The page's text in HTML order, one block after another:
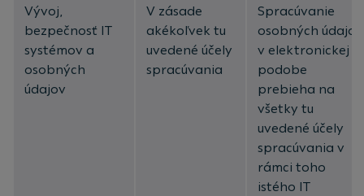
Vývoj,
bezpečnosť IT
systémov a
osobných
údajov
V zásade
akékoľvek tu
uvedené účely
spracúvania
Spracúvanie
osobných údajov
v elektronickej
podobe
prebieha na
všetky tu
uvedené účely
spracúvania v
rámci toho
istého IT